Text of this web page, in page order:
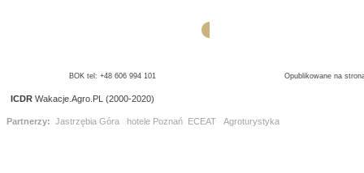
BOK tel: +48 606 994 101 Opublikowane na
ICDRWakacje.Agro.PL (2000-2020)
Partnerzy: Jastrzębia Góra hotele Poznań ECEAT Agroturystyka